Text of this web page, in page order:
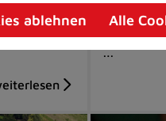
am 17.
…
ablehnen Alle